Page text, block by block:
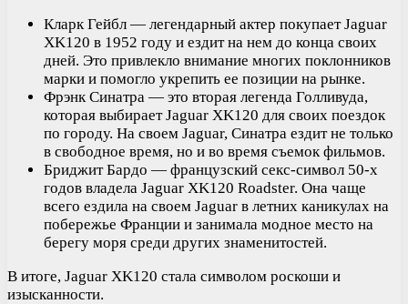
Кларк Гейбл — легендарный актер покупает Jaguar
XK120 в 1952 году и ездит на нем до конца своих
дней. Это привлекло внимание многих поклонников
марки и помогло укрепить ее позиции на рынке.
Фрэнк Синатра — это вторая легенда Голливуда,
которая выбирает Jaguar XK120 для своих поездок
по городу. На своем Jaguar, Синатра ездит не только
в свободное время, но и во время съемок фильмов.
Бриджит Бардо — французский секс-символ 50-х
годов владела Jaguar XK120 Roadster. Она чаще
всего ездила на своем Jaguar в летних каникулах на
побережье Франции и занимала модное место на
берегу моря среди других знаменитостей.
В итоге, Jaguar XK120 стала символом роскоши и
изысканности.